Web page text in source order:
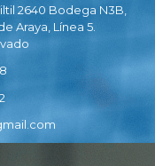
2640 Bodega N3B,
Araya, Línea 5.